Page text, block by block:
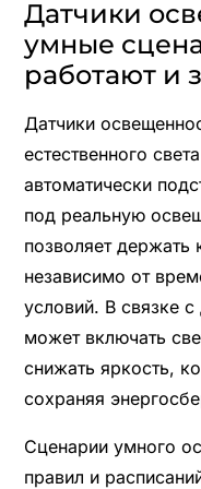
Датчики
умные
работают и
Датчики
естественного
автоматически
под реальную
позволяет
независимо от
условий. В связке
может включать
снижать яркость,
сохраняя
Сценарии умного
правил и